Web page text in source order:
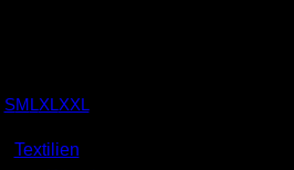
SM LXLXXL
Textilien